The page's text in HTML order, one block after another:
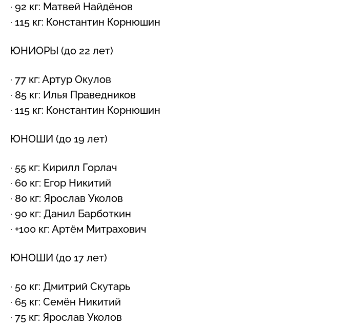
· 92 кг: Матвей Найдёнов
· 115 кг: Константин Корнюшин
ЮНИОРЫ (до 22 лет)
· 77 кг: Артур Окулов
· 85 кг: Илья Праведников
· 115 кг: Константин Корнюшин
ЮНОШИ (до 19 лет)
· 55 кг: Кирилл Горлач
· 60 кг: Егор Никитий
· 80 кг: Ярослав Уколов
· 90 кг: Данил Барботкин
· +100 кг: Артём Митрахович
ЮНОШИ (до 17 лет)
· 50 кг: Дмитрий Скутарь
· 65 кг: Семён Никитий
· 75 кг: Ярослав Уколов